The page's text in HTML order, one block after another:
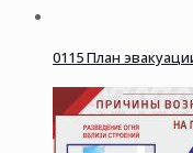
0115 План